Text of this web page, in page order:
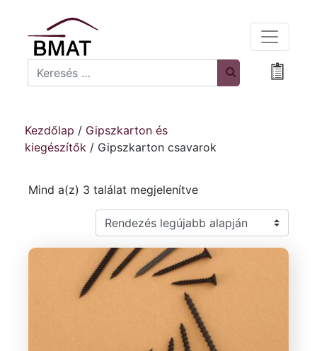
Search
Kezdőlap / Gipszkarton és
kiegészítők / Gipszkarton csavarok
Mind a(z) 3 találat megjelenítveSorted by latest